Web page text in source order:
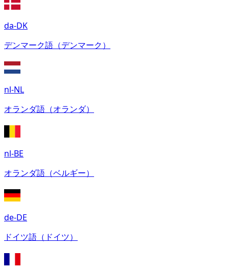
da-DK
デンマーク語（デンマーク）
nl-NL
オランダ語（オランダ）
nl-BE
オランダ語（ベルギー）
de-DE
ドイツ語（ドイツ）